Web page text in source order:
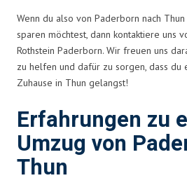
Wenn du also von Paderborn nach
sparen möchtest, dann kontaktiere uns
Rothstein Paderborn. Wir freuen uns
zu helfen und dafür zu sorgen, dass du
Zuhause in Thun gelangst!
Erfahrungen zu
Umzug von
Thun